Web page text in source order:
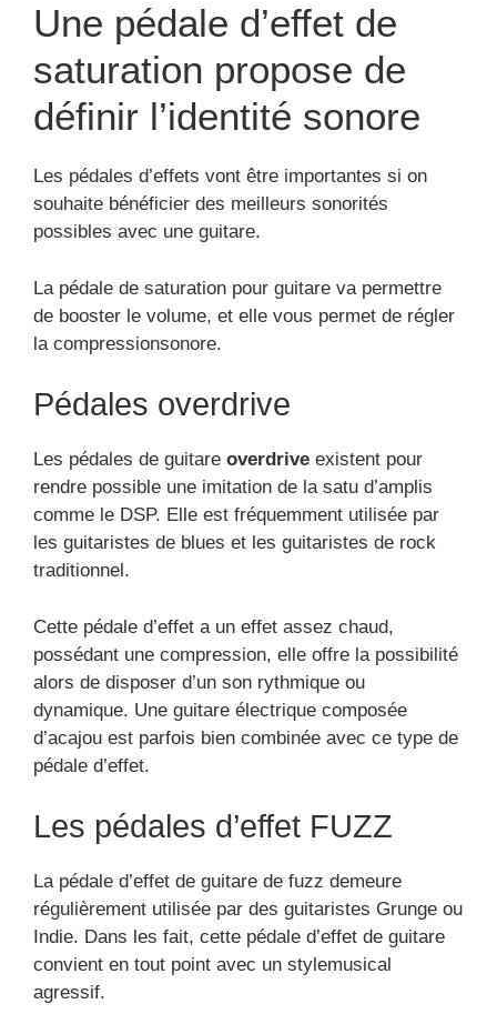
Une pédale d’effet de
saturation propose de
définir l’identité sonore
Les pédales d’effets vont être importantes si on
souhaite bénéficier des meilleurs sonorités
possibles avec une guitare.
La pédale de saturation pour guitare va permettre
de booster le volume, et elle vous permet de régler
la compressionsonore.
Pédales overdrive
Les pédales de guitare overdrive existent pour
rendre possible une imitation de la satu d’amplis
comme le DSP. Elle est fréquemment utilisée par
les guitaristes de blues et les guitaristes de rock
traditionnel.
Cette pédale d’effet a un effet assez chaud,
possédant une compression, elle offre la possibilité
alors de disposer d’un son rythmique ou
dynamique. Une guitare électrique composée
d’acajou est parfois bien combinée avec ce type de
pédale d’effet.
Les pédales d’effet FUZZ
La pédale d’effet de guitare de fuzz demeure
régulièrement utilisée par des guitaristes Grunge ou
Indie. Dans les fait, cette pédale d’effet de guitare
convient en tout point avec un stylemusical
agressif.